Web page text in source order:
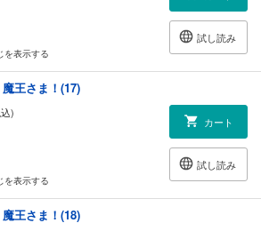
試し読み
を表示する
王さま！(17)
)
カート
試し読み
を表示する
王さま！(18)